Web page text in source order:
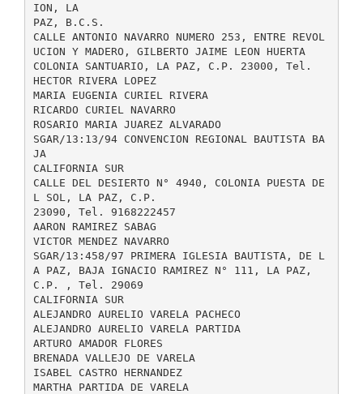
ION, LA
PAZ, B.C.S.
CALLE ANTONIO NAVARRO NUMERO 253, ENTRE REVOL
UCION Y MADERO, GILBERTO JAIME LEON HUERTA
COLONIA SANTUARIO, LA PAZ, C.P. 23000, Tel.
HECTOR RIVERA LOPEZ
MARIA EUGENIA CURIEL RIVERA
RICARDO CURIEL NAVARRO
ROSARIO MARIA JUAREZ ALVARADO
SGAR/13:13/94 CONVENCION REGIONAL BAUTISTA BA
JA
CALIFORNIA SUR
CALLE DEL DESIERTO N° 4940, COLONIA PUESTA DE
L SOL, LA PAZ, C.P.
23090, Tel. 9168222457
AARON RAMIREZ SABAG
VICTOR MENDEZ NAVARRO
SGAR/13:458/97 PRIMERA IGLESIA BAUTISTA, DE L
A PAZ, BAJA IGNACIO RAMIREZ N° 111, LA PAZ,
C.P. , Tel. 29069
CALIFORNIA SUR
ALEJANDRO AURELIO VARELA PACHECO
ALEJANDRO AURELIO VARELA PARTIDA
ARTURO AMADOR FLORES
BRENADA VALLEJO DE VARELA
ISABEL CASTRO HERNANDEZ
MARTHA PARTIDA DE VARELA